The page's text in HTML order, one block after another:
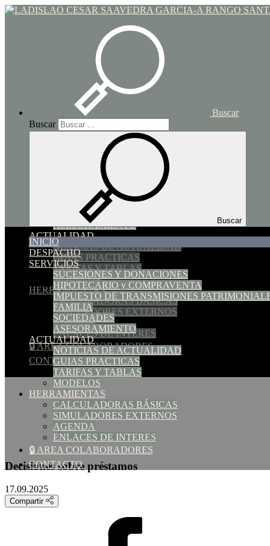
Buscar
Buscar
Buscar
INICIO
DESPACHO
SERVICIOS
SUCESIONES Y DONACIONES
HIPOTECARIO y COMPRAVENTA
IMPUESTO DE TRANSMISIONES
FAMILIA
SOCIEDADES
ASESORAMIENTO
ACTUALIDAD
NOTICIAS DE ACTUALIDAD
GUIAS PRACTICAS
TARIFAS Y TABLAS
MODELOS
HERRAMIENTAS
CALCULADORAS BÁSICAS
SIMULADORES EXTERNOS
AGENDA
ENLACES DE INTERES
🔒 AREA COLABORADORES
CONTACTO
Toggle navigation
SUCESIONES Y DONACIONES
HIPOTECARIO y COMPRAVENTA
IMPUESTO DE TRANSMISIONES
FAMILIA
SOCIEDADES
ASESORAMIENTO
ACTUALIDAD
NOTICIAS DE ACTUALIDAD
GUIAS PRACTICAS
TARIFAS Y TABLAS
MODELOS
HERRAMIENTAS
CALCULADORAS BÁSICAS
SIMULADORES EXTERNOS
AGENDA
ENLACES DE INTERES
🔒 AREA COLABORADORES
CONTACTO
Decisiones sobre préstamos
17.09.2025
Compartir